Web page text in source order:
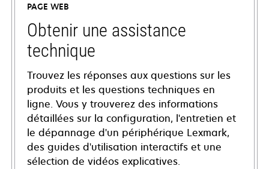
PAGE WEB
Obtenir une assistance
technique
Trouvez les réponses aux questions sur les
produits et les questions techniques en
ligne. Vous y trouverez des informations
détaillées sur la configuration, l'entretien et
le dépannage d'un périphérique Lexmark,
des guides d'utilisation interactifs et une
sélection de vidéos explicatives.